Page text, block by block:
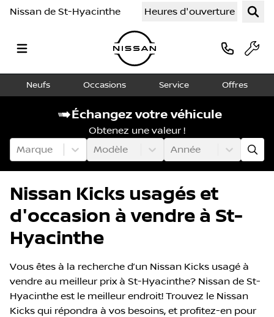
Nissan de St-Hyacinthe Heures d'ouverture
Neufs Occasions Service Offres
Échangez votre véhicule
Obtenez une valeur !
Marque
Modèle Année
Nissan Kicks usagés et
d'occasion à vendre à St-
Hyacinthe
Vous êtes à la recherche d’un Nissan Kicks usagé à
vendre au meilleur prix à St-Hyacinthe? Nissan de St-
Hyacinthe est le meilleur endroit! Trouvez le Nissan
Kicks qui répondra à vos besoins, et profitez-en pour